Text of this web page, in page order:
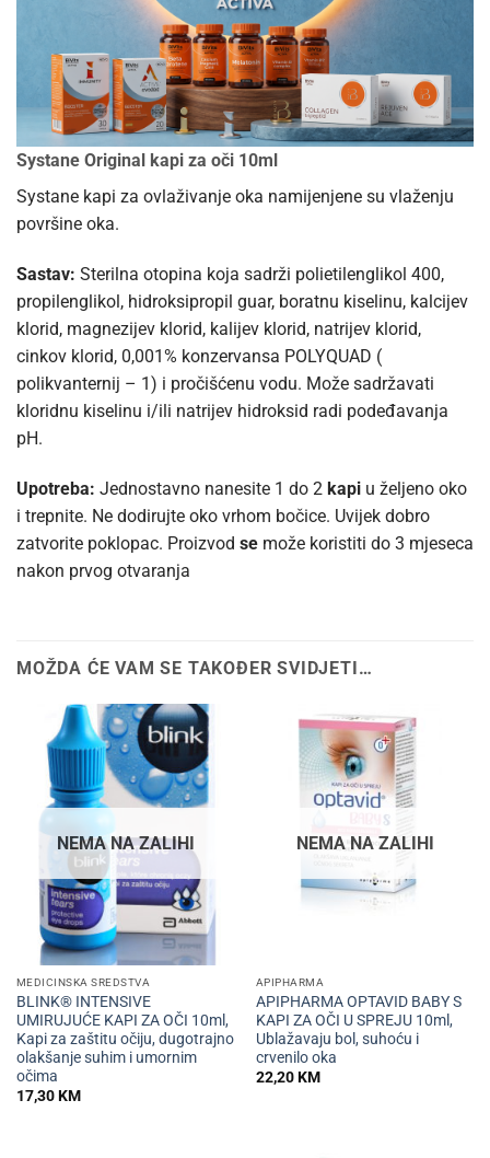
Systane Original kapi za oči 10ml
Systane kapi za ovlaživanje oka namijenjene su vlaženju
površine oka.
Sastav: Sterilna otopina koja sadrži polietilenglikol 400,
propilenglikol, hidroksipropil guar, boratnu kiselinu, kalcijev
klorid, magnezijev klorid, kalijev klorid, natrijev klorid,
cinkov klorid, 0,001% konzervansa POLYQUAD (
polikvanternij – 1) i pročišćenu vodu. Može sadržavati
kloridnu kiselinu i/ili natrijev hidroksid radi podeđavanja
pH.
Upotreba: Jednostavno nanesite 1 do 2 kapi u željeno oko
i trepnite. Ne dodirujte oko vrhom bočice. Uvijek dobro
zatvorite poklopac. Proizvod se može koristiti do 3 mjeseca
nakon prvog otvaranja
MOŽDA ĆE VAM SE TAKOĐER SVIDJETI…
NEMA NA ZALIHI
MEDICINSKA SREDSTVA
BLINK® INTENSIVE
UMIRUJUĆE KAPI ZA OČI 10ml,
Kapi za zaštitu očiju, dugotrajno
olakšanje suhim i umornim
očima
17,30KM
NEMA NA ZALIHI
APIPHARMA
APIPHARMA OPTAVID BABY S
KAPI ZA OČI U SPREJU 10ml,
Ublažavaju bol, suhoću i
crvenilo oka
22,20KM